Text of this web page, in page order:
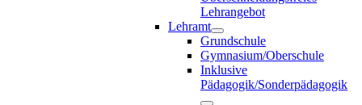
Lehrangebot
Lehramt
Grundschule
Gymnasium/Oberschule
Inklusive
Pädagogik/Sonderpädagogik